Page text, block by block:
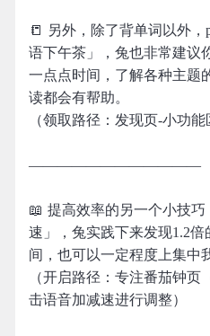
📒 另外，除了背单词以外
语下午茶」，兔也非常建议
一点点时间，了解各种主题
读都会有帮助。
（领取路径：发现页-小功
————————————
📖 提高效率的另一个小技
速」，兔实践下来发现1.2
间，也可以一定程度上集中
（开启路径：专注番茄钟
击语音加减速进行调整）